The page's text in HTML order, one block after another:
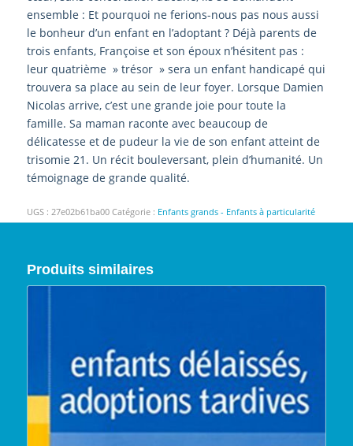
ensemble : Et pourquoi ne ferions-nous pas nous aussi
le bonheur d’un enfant en l’adoptant ? Déjà parents de
trois enfants, Françoise et son époux n’hésitent pas :
leur quatrième » trésor » sera un enfant handicapé qui
trouvera sa place au sein de leur foyer. Lorsque Damien
Nicolas arrive, c’est une grande joie pour toute la
famille. Sa maman raconte avec beaucoup de
délicatesse et de pudeur la vie de son enfant atteint de
trisomie 21. Un récit bouleversant, plein d’humanité. Un
témoignage de grande qualité.
UGS : 27e02b61ba00 Catégorie : Enfants grands - Enfants à particularité
Produits similaires